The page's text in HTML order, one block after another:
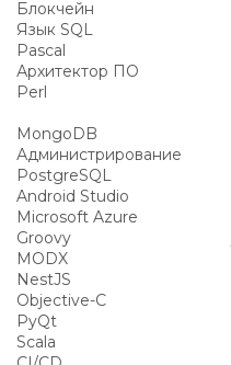
Блокчейн
Язык SQL
Pascal
Архитектор ПО
Perl
MongoDB
Администрирование
PostgreSQL
Android Studio
Microsoft Azure
Groovy
MODX
NestJS
Objective-C
PyQt
Scala